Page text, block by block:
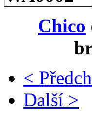
Chico
<
Další >